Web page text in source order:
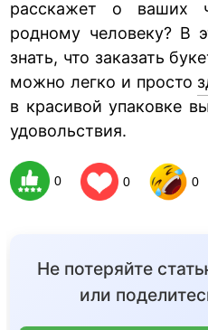
расскажет о ваших
родному человеку? В
знать, что заказать
можно легко и просто
в красивой упаковке
удовольствия.
0 0 0
Не потеряйте
или